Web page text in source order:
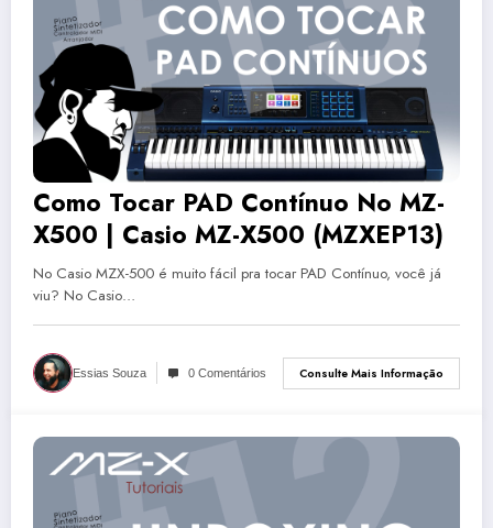
Como Tocar PAD Contínuo No MZ-
X500 | Casio MZ-X500 (MZXEP13)
No Casio MZX-500 é muito fácil pra tocar PAD Contínuo, você já
viu? No Casio…
Essias Souza 0 Comentários Consulte Mais Informação